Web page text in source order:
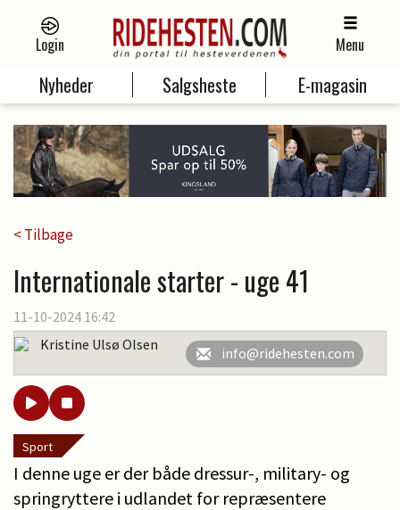
Login Menu
Nyheder Salgsheste E-magasin
< Tilbage
Internationale starter - uge 41
11-10-2024 16:42
Kristine Ulsø Olsen
info@ridehesten.com
Sport
I denne uge er der både dressur-, military- og
springryttere i udlandet for repræsentere